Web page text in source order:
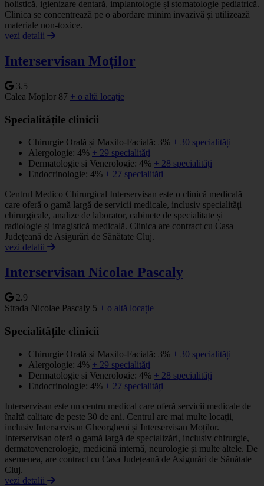
holistică, igienizare dentară, implantologie și stomatologie pediatrică.
Clinica se concentrează pe o abordare minim invazivă și utilizează
materiale non-toxice.
vezi detalii
Interservisan Moților
3.5
Calea Moților 87 + o altă locație
Specialitățile clinicii
Chirurgie Orală și Maxilo-Facială: 3% + 30 specialități
Alergologie: 4% + 29 specialități
Dermatologie si Venerologie: 4% + 28 specialități
Endocrinologie: 4% + 27 specialități
Centrul Medico Chirurgical Interservisan este o clinică medicală
care oferă o gamă largă de servicii medicale, inclusiv specialități
chirurgicale, analize de laborator, cabinete de specialitate și
radiologie și imagistică medicală. Clinica are contract cu Casa
Județeană de Asigurări de Sănătate Cluj.
vezi detalii
Interservisan Nicolae Pascaly
2.9
Strada Nicolae Pascaly 5 + o altă locație
Specialitățile clinicii
Chirurgie Orală și Maxilo-Facială: 3% + 30 specialități
Alergologie: 4% + 29 specialități
Dermatologie si Venerologie: 4% + 28 specialități
Endocrinologie: 4% + 27 specialități
Interservisan este un centru medical care oferă servicii medicale de
înaltă calitate de peste 30 de ani. Centrul are mai multe locații,
inclusiv Interservisan Gheorgheni și Interservisan Moților.
Interservisan oferă o gamă largă de specializări, inclusiv chirurgie,
dermatovenerologie, medicină internă, neurologie și multe altele. De
asemenea, are contract cu Casa Județeană de Asigurări de Sănătate
Cluj.
vezi detalii